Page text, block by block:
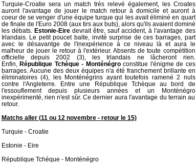
Turquie-Croatie sera un match très relevé également, les Croates
auront l'avantage de jouer le match retour à domicile et auront à
coeur de se venger d'une équipe turque qui les avait éliminé en quart
de finale de l'Euro 2008 (aux tirs aux buts), alors qu'ils avaient dominé
les débats. Estonie-Eiredevrait être, sauf accident, à l'avantage des
Irlandais. Le petit poucet balte, invité surprise de ces barrages, part
avec le désavantge de l'inexpérience à ce niveau là et aura le
malheur de jouer le retour à l'extérieur. Absents de toute compétition
officielle depuis 2002 (3), les Irlandais ne lâcheront rien.
Enfin, République Tchèque - Monténégroconstitue l'énigme de ces
barrages. Aucune des deux équipes n'a été franchement brillante en
éliminatoires (4), les Monténégrins ayant toutefois ramené 2 nuls
contre l'Angleterre. Entre une République Tchèque au bord de
l'essouflement depuis plusieurs années et un Monténégro
inexpérimenté, rien n'est sûr. Ce dernier aura l'avantage du terrain au
retour.
Matchs aller (11 ou 12 novembre - retour le 15)
Turquie - Croatie
Estonie - Eire
République Tchèque - Monténégro